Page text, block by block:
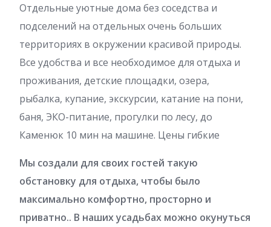
Отдельные уютные дома без соседства и
подселений на отдельных очень больших
территориях в окружении красивой природы.
Все удобства и все необходимое для отдыха и
проживания, детские площадки, озера,
рыбалка, купание, экскурсии, катание на пони,
баня, ЭКО-питание, прогулки по лесу, до
Каменюк 10 мин на машине. Цены гибкие
Мы создали для своих гостей такую
обстановку для отдыха, чтобы было
максимально комфортно, просторно и
приватно.. В наших усадьбах можно окунуться